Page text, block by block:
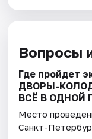
Вопросы
Где пройдет
ДВОРЫ-
ВСЁ В ОДНОЙ
Место
Санкт-